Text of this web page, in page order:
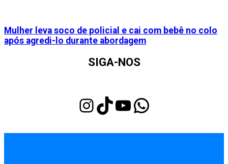
Mulher leva soco de policial e cai com bebê no colo
após agredi-lo durante abordagem
SIGA-NOS
Instagram TikTok Youtube WhatsApp